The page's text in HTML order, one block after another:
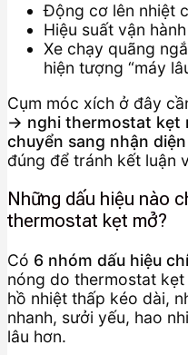
Động cơ lên nhiệt
Hiệu suất vận
Xe chạy quãng
hiện tượng “máy
Cụm móc xích ở đây
→ nghi thermostat kẹt
chuyển sang nhận
đúng để tránh kết luận
Những dấu hiệu nào
thermostat kẹt mở?
Có 6 nhóm dấu hiệu
nóng do thermostat
hồ nhiệt thấp kéo dài,
nhanh, sưởi yếu, hao
lâu hơn.